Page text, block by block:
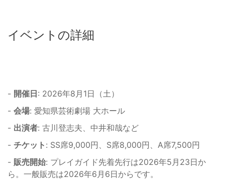
イベントの詳細
- 開催日: 2026年8月1日（土）
- 会場: 愛知県芸術劇場 大ホール
- 出演者: 古川登志夫、中井和哉など
- チケット : SS席9,000円、S席8,000円、A席7,500円
- 販売開始: プレイガイド先着先行は2026年5月23日か
ら。一般販売は2026年6月6日からです。